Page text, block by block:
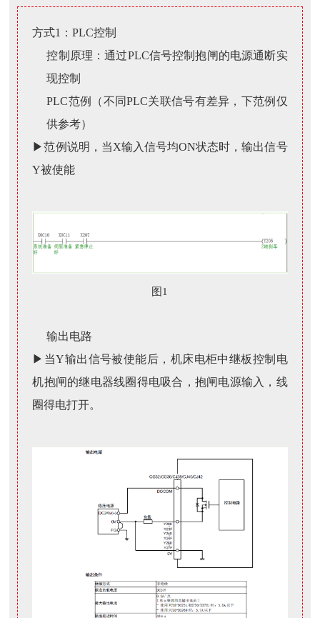
方式1：PLC控制
控制原理：通过PLC信号控制抱闸的电源通断实
现控制
PLC范例（不同PLC关联信号有差异，下范例仅
供参考）
▶范例说明，当X输入信号均ON状态时，输出信号
Y被使能
图1
输出电路
▶当Y输出信号被使能后，机床电柜中继板控制电
机抱闸的继电器线圈得电吸合，抱闸电源输入，线
圈得电打开。